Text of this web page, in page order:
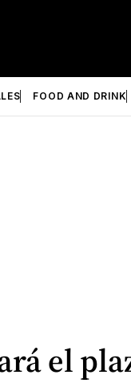
FOOD AND DRINK
el